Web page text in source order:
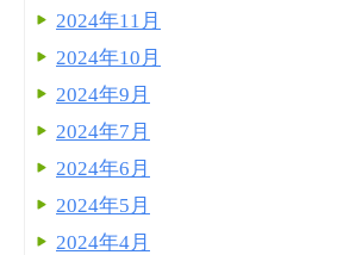
2024年11月
2024年10月
2024年9月
2024年7月
2024年6月
2024年5月
2024年4月